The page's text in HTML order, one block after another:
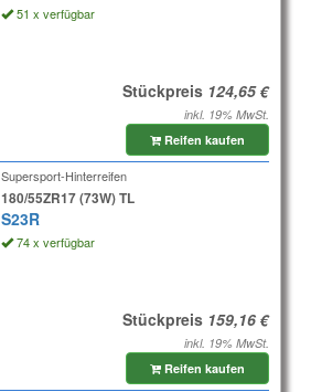
51 x verfügbar
Stückpreis
inkl. 19% MwSt.
Reifen kaufen
Supersport-Hinterreifen
180/55ZR17 (73W) TL
S23R
74 x verfügbar
Stückpreis
inkl. 19% MwSt.
Reifen kaufen